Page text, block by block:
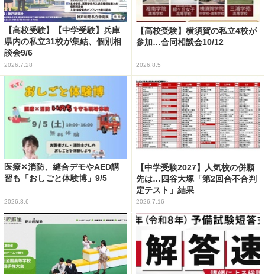
【高校受験】【中学受験】兵庫
県内の私立31校が集結、個別相
談会9/6
2026.7.28
【高校受験】横須賀の私立4校が
参加…合同相談会10/12
2026.8.5
医療✕消防、縫合デモやAED講
習も「おしごと体験博」9/5
2026.8.6
【中学受験2027】人気校の併願
先は…四谷大塚「第2回合不合判
定テスト」結果
2026.7.16